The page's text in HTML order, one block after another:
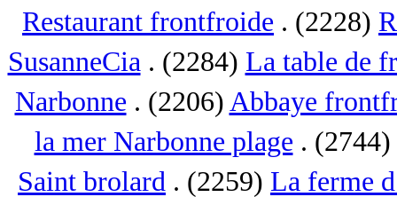
Restaurant frontfroide . (2228)
SusanneCia. (2284) La table de
Narbonne . (2206) Abbaye
la mer Narbonne plage . (2744)
Saint brolard . (2259) La ferme